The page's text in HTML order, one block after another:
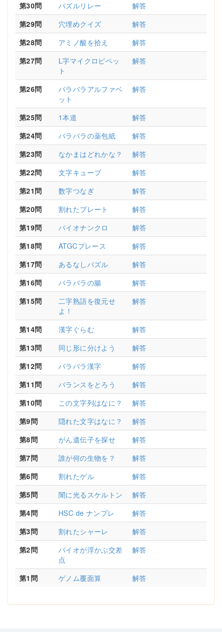
第30問
パズルリレー
解答
第29問
穴埋めクイズ
解答
第28問
アミノ酸を拾え
解答
第27問
L字マイクロピペッ
ト
解答
第26問
バラバラアルファベ
ット
解答
第25問 1本道
解答
第24問
バラバラの薬包紙
解答
第23問
なかまはどれかな？
解答
第22問
文字キューブ
解答
第21問
数字つなぎ
解答
第20問
割れたプレート
解答
第19問
バイオナンクロ
解答
第18問
ATGCプレース
解答
第17問
あるなしパズル
解答
第16問
バラバラの腸
解答
第15問
二字熟語を復元せ
よ！
解答
第14問 漢字ぐらむ
解答
第13問
同じ形に分けよう
解答
第12問
バラバラ漢字
解答
第11問
バランスをとろう
解答
第10問
この文字列はなに？
解答
第9問
隠れた文字はなに？
解答
第8問
がん遺伝子を探せ
解答
第7問
誰が何の生物を？
解答
第6問
割れたゲル
解答
第5問
闇に光るスケルトン
解答
第4問
HSC de ナンプレ
解答
第3問
割れたシャーレ
解答
第2問
バイオが浮かぶ交差
点
解答
第1問 ゲノム覆面算 解答